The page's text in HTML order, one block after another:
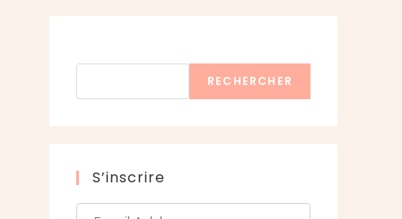
RECHERCHER
S’inscrire